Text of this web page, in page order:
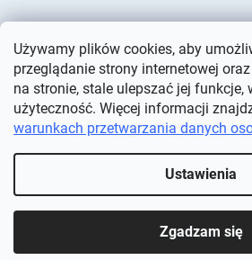
Używamy plików cookies, aby
przeglądanie strony internetowej
na stronie, stale ulepszać jej funkcje,
użyteczność. Więcej informacji
warunkach przetwarzania danych
Ustawienia
Zgadzam się